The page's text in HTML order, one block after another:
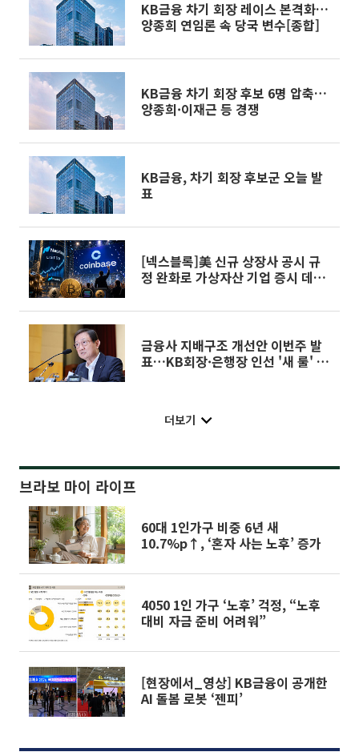
KB금융 차기 회장 레이스 본격화…
양종희 연임론 속 당국 변수[종합]
KB금융 차기 회장 후보 6명 압축…
양종희·이재근 등 경쟁
KB금융, 차기 회장 후보군 오늘 발
표
[넥스블록]美 신규 상장사 공시 규
정 완화로 가상자산 기업 증시 데뷔
금융사 지배구조 개선안 이번주 발
표…KB회장·은행장 인선 '새 룰' 영
더보기
브라보 마이 라이프
60대 1인가구 비중 6년 새
10.7%p↑, ‘혼자 사는 노후’ 증가
4050 1인 가구 ‘노후’ 걱정, “노후
대비 자금 준비 어려워”
[현장에서_영상] KB금융이 공개한
AI 돌봄 로봇 ‘젠피’